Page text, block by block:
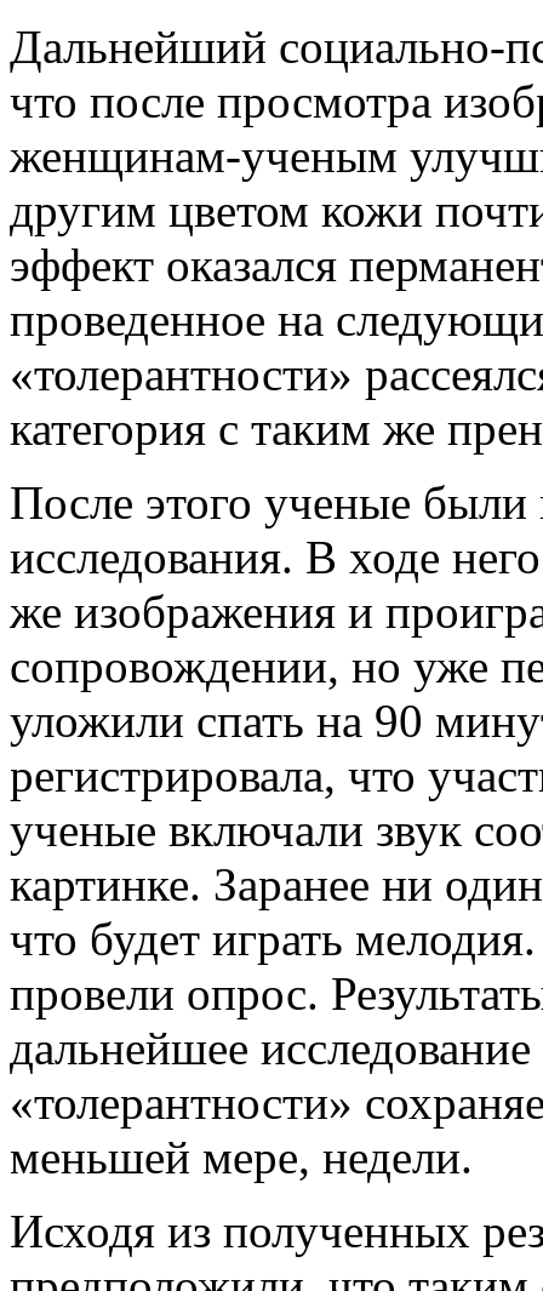
Дальнейший социально-
что после просмотра
женщинам-ученым
другим цветом кожи
эффект оказался
проведенное на
«толерантности»
категория с таким же
После этого ученые были
исследования. В ходе
же изображения и
сопровождении, но уже
уложили спать на 90
регистрировала, что
ученые включали звук
картинке. Заранее ни
что будет играть
провели опрос.
дальнейшее
«толерантности»
меньшей мере, недели.
Исходя из полученных